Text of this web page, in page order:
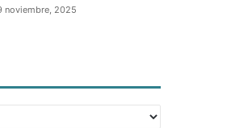
noviembre, 2025